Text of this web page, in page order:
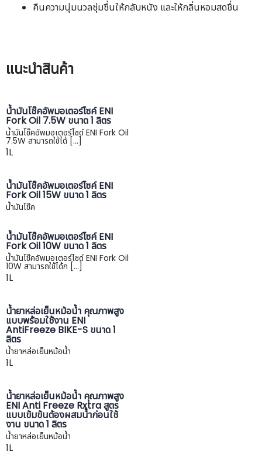
ค้นหา
สำหรับ:
คืนความนุ่มนวลชุ่มชื่นให้กลับหนัง และให้กลิ่นหอมสดชื่น
แนะนำสินค้า
น้ำมันโช๊คอัพมอเตอร์ไซค์ ENI
Fork Oil 7.5W ขนาด 1 ลิตร
น้ำมันโช๊คอัพมอเตอร์ไซด์ ENI Fork Oil
7.5W สามารถใช้ได้ […]
1L
น้ำมันโช๊คอัพมอเตอร์ไซค์ ENI
Fork Oil 15W ขนาด 1 ลิตร
น้ำมันโช๊ค
น้ำมันโช๊คอัพมอเตอร์ไซค์ ENI
Fork Oil 10W ขนาด 1 ลิตร
น้ำมันโช๊คอัพมอเตอร์ไซด์ ENI Fork Oil
10W สามารถใช้ได้ก […]
1L
น้ำยาหล่อเย็นหม้อน้ำ คุณภาพสูง
แบบพร้อมใช้งาน ENI
AntiFreeze BIKE-S ขนาด 1
ลิตร
น้ำยาหล่อเย็นหม้อน้ำ
1L
น้ำยาหล่อเย็นหม้อน้ำ คุณภาพสูง
ENI Anti Freeze Rxtra สูตร
แบบเข้มข้นต้องผสมน้ำก่อนใช้
งาน ขนาด 1 ลิตร
น้ำยาหล่อเย็นหม้อน้ำ
1L
ชื่อผู้ใช้หรือที่อยู่อีเมล
รหัสผ่าน
บันทึกการใช้งานของฉัน